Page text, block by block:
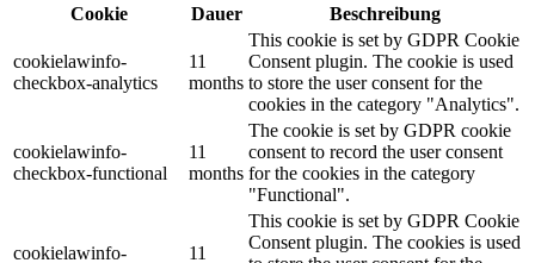
Cookie
Dauer Beschreibung
cookielawinfo-
checkbox-analytics
11
months
This cookie is set by GDPR Cookie
Consent plugin. The cookie is used
to store the user consent for the
cookies in the category "Analytics".
cookielawinfo-
checkbox-functional
11
months
The cookie is set by GDPR cookie
consent to record the user consent
for the cookies in the category
"Functional".
cookielawinfo-
11
This cookie is set by GDPR Cookie
Consent plugin. The cookies is used